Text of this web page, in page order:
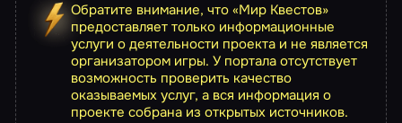
Обратите внимание, что «Мир Квестов»
предоставляет только информационные
услуги о деятельности проекта и не является
организатором игры. У портала отсутствует
возможность проверить качество
оказываемых услуг, а вся информация о
проекте собрана из открытых источников.